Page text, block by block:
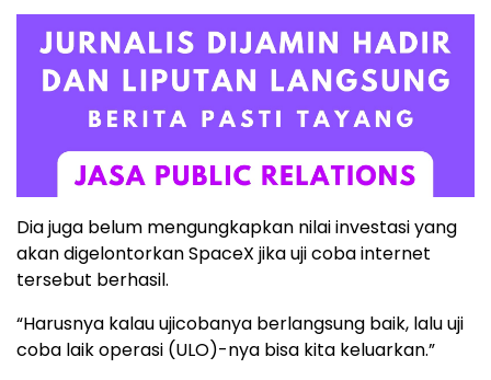
Dia juga belum mengungkapkan nilai investasi yang
akan digelontorkan SpaceX jika uji coba internet
tersebut berhasil.
“Harusnya kalau ujicobanya berlangsung baik, lalu uji
coba laik operasi (ULO)-nya bisa kita keluarkan.”